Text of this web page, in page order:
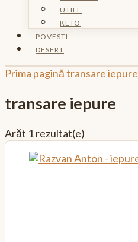
UTILE
KETO
POVESTI
DESERT
Prima paginătransare iepure
transare iepure
Arăt 1 rezultat(e)